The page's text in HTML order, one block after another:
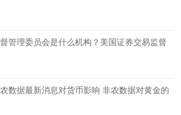
管理委员会是什么机构？美国证券交易监督
数据最新消息对货币影响 非农数据对黄金的